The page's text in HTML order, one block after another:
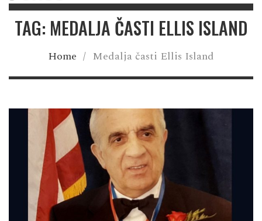
TAG: MEDALJA ČASTI ELLIS ISLAND
Home / Medalja časti Ellis Island